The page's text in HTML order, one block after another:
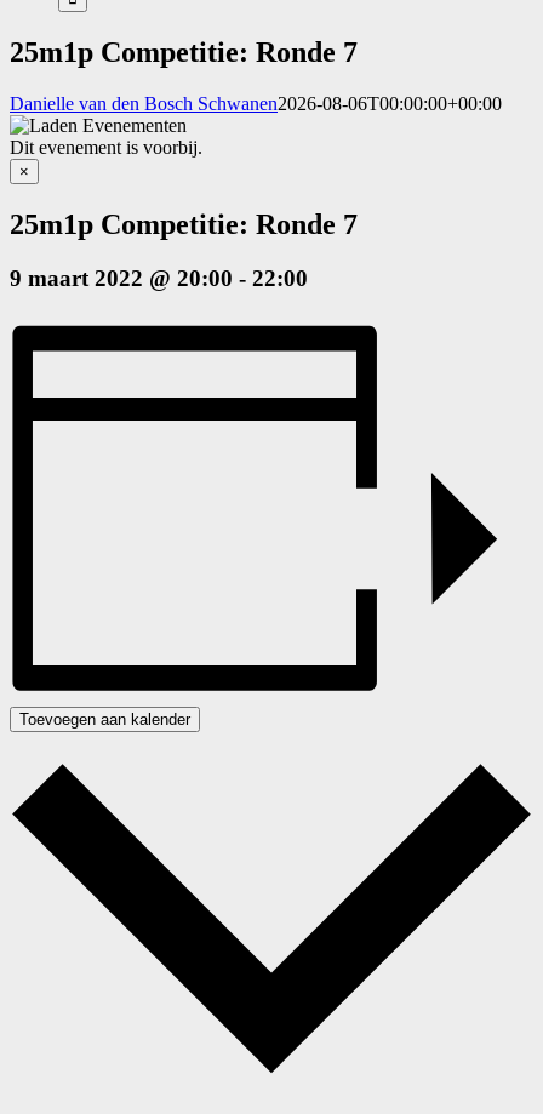
25m1p Competitie: Ronde 7
Danielle van den Bosch Schwanen2026-08-06T00:00:00+00:00
Dit evenement is voorbij.
×
25m1p Competitie: Ronde 7
9 maart 2022 @ 20:00 - 22:00
Toevoegen aan kalender